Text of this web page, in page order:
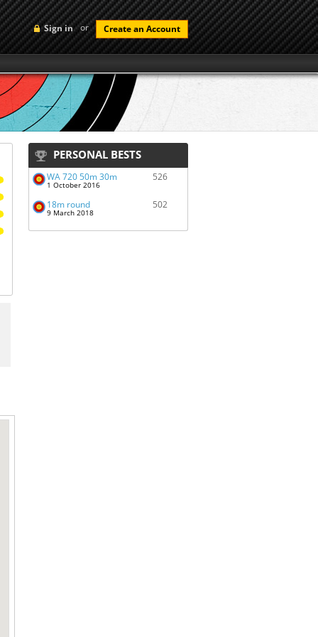
Sign in or Create an Account
PERSONAL BESTS
WA 720 50m 30m
1 October 2016
526
18m round
9 March 2018
502